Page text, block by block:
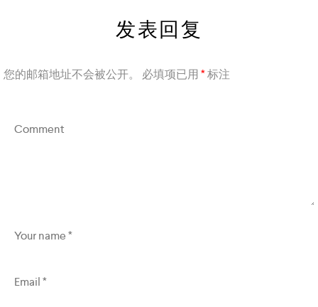
发表回复
您的邮箱地址不会被公开。 必填项已用 *标注